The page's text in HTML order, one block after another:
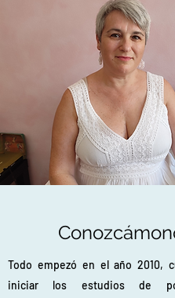
Todo empezó en el año 2010,
iniciar los estudios de